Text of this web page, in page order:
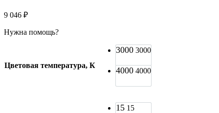
9 046 ₽
Нужна помощь?
Цветовая температура, К
3000 3000
4000 4000
15 15